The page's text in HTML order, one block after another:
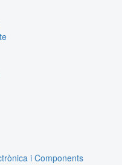
i Components